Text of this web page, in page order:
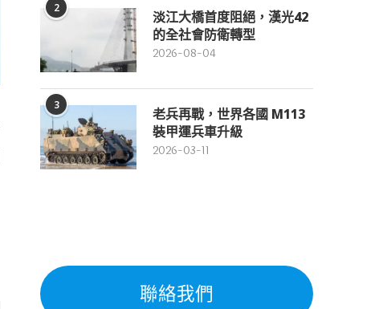
2
淡江大橋首度阻絕，漢光42
的全社會防衛轉型
2026-08-04
3
老兵再戰，世界各國 M113
裝甲運兵車升級
2026-03-11
聯絡我們